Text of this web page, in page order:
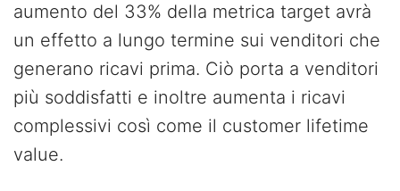
aumento del 33% della metrica target avrà
un effetto a lungo termine sui venditori che
generano ricavi prima. Ciò porta a venditori
più soddisfatti e inoltre aumenta i ricavi
complessivi così come il customer lifetime
value.